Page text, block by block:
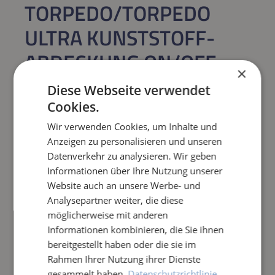
TORPEDO/TORPEDO
ULTRA KUNSTSTOFF-
ABDECKUNG ON/OFF
SCHALTER
Regulärer Preis:
19,99 €
Preise inkl. MwSt. zzgl. Versandkosten
Sofort verfügbar,Lieferzeit: 1-3 Tage
Produkt Anzahl: Gib den gewünschten
IN DEN WARENKORB
Frage zum Artikel
×
Diese Webseite verwendet
Cookies.
Wir verwenden Cookies, um Inhalte und
Anzeigen zu personalisieren und unseren
Datenverkehr zu analysieren. Wir geben
Informationen über Ihre Nutzung unserer
Website auch an unsere Werbe- und
Analysepartner weiter, die diese
möglicherweise mit anderen
Informationen kombinieren, die Sie ihnen
bereitgestellt haben oder die sie im
Rahmen Ihrer Nutzung ihrer Dienste